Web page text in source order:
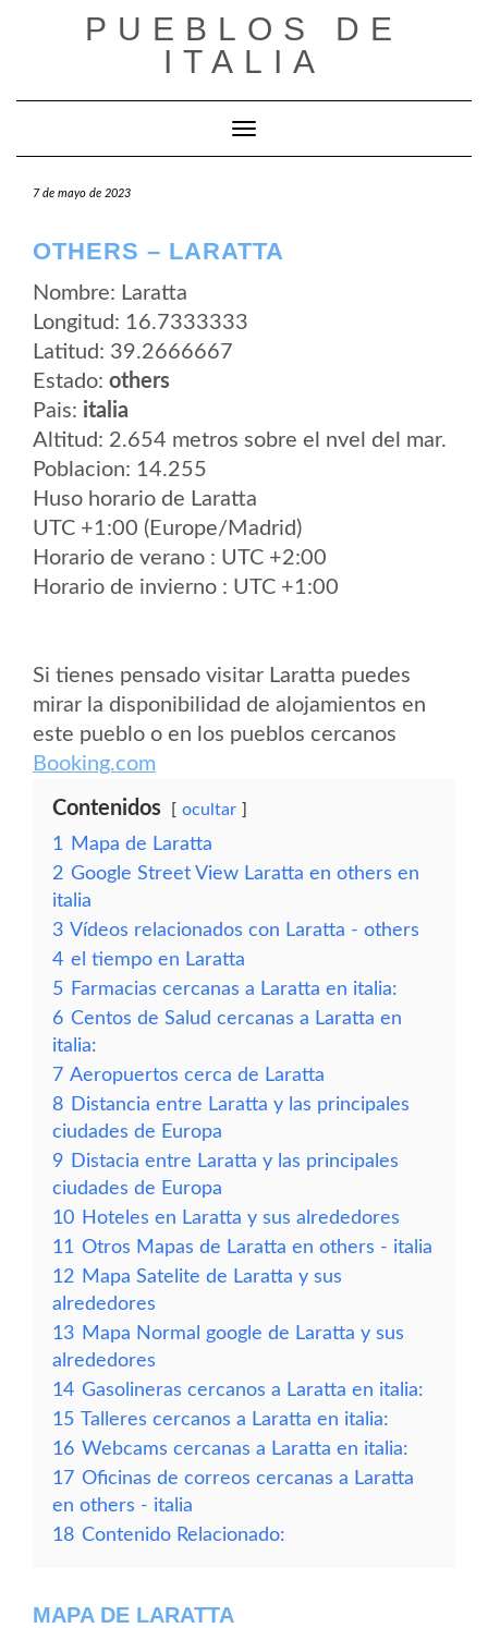
PUEBLOS DE
ITALIA
Cambiar modo de navegación
7 de mayo de 2023
OTHERS – LARATTA
Nombre: Laratta
Longitud: 16.7333333
Latitud: 39.2666667
Estado: others
Pais: italia
Altitud: 2.654 metros sobre el nvel del mar.
Poblacion: 14.255
Huso horario de Laratta
UTC +1:00 (Europe/Madrid)
Horario de verano : UTC +2:00
Horario de invierno : UTC +1:00
Si tienes pensado visitar Laratta puedes
mirar la disponibilidad de alojamientos en
este pueblo o en los pueblos cercanos
Booking.com
Contenidos ocultar
1
Mapa de Laratta
2 Google Street View Laratta en others en
italia
3 Vídeos relacionados con Laratta - others
4 el tiempo en Laratta
5 Farmacias cercanas a Laratta en italia:
6 Centos de Salud cercanas a Laratta en
italia:
7 Aeropuertos cerca de Laratta
8 Distancia entre Laratta y las principales
ciudades de Europa
9 Distacia entre Laratta y las principales
ciudades de Europa
10 Hoteles en Laratta y sus alrededores
11 Otros Mapas de Laratta en others - italia
12 Mapa Satelite de Laratta y sus
alrededores
13 Mapa Normal google de Laratta y sus
alrededores
14 Gasolineras cercanos a Laratta en italia:
15 Talleres cercanos a Laratta en italia:
16 Webcams cercanas a Laratta en italia:
17 Oficinas de correos cercanas a Laratta
en others - italia
18 Contenido Relacionado:
MAPA DE LARATTA